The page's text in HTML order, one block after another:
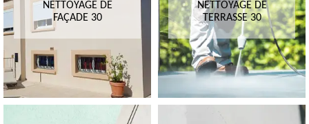
NETTOYAGE DE
FAÇADE 30
NETTOYAGE DE
TERRASSE 30